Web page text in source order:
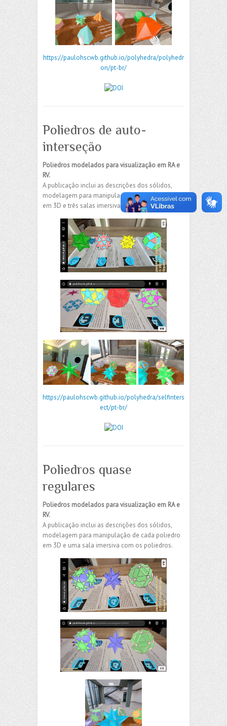
https://paulohscwb.github.io/polyhedra/polyhedr
on/pt-br/
Poliedros de auto-
interseção
Poliedros modelados para visualização em RA e
RV.
A publicação inclui as descrições dos sólidos,
modelagem para manipulação de cada poliedro
em 3D e três salas imersivas com os poliedros.
https://paulohscwb.github.io/polyhedra/selfinters
ect/pt-br/
Poliedros quase
regulares
Poliedros modelados para visualização em RA e
RV.
A publicação inclui as descrições dos sólidos,
modelagem para manipulação de cada poliedro
em 3D e uma sala imersiva com os poliedros.